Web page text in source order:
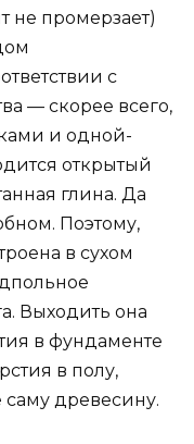
не промерзает)
с
— скорее всего,
и одной-
открытый
глина. Да
Поэтому,
в сухом
Выходить она
в фундаменте
в полу,
древесину.